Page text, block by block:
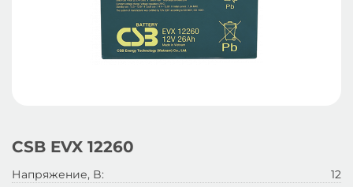
CSB EVX 12260
Напряжение, B:
12